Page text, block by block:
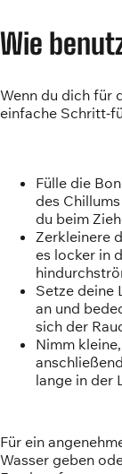
Wie
Wenn du dich für
einfache Schritt-
Fülle die
des
du beim
Zerkleinere
es locker in
Setze deine
an und
sich der
Nimm
lange in der
Für ein
Wasser geben